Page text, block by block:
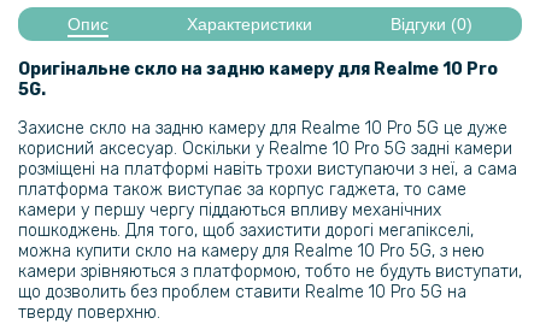
Чохол C-KU Auto Focus Ultimate Experience для Realme 10 Pro 5G
279 грн
Чохол накладка New Textile leather саse для Realme 10 Pro 5G
69 грн
119 грн
Захисне скло 2.5D 0.3mm Tempered Glass для Realme 10 Pro
Опис Характеристики Відгуки (0)
Оригінальне скло на задню камеру для Realme 10 Pro
5G.
Захисне скло на задню камеру для Realme 10 Pro 5G це дуже
корисний аксесуар. Оскільки у Realme 10 Pro 5G задні камери
розміщені на платформі навіть трохи виступаючи з неї, а сама
платформа також виступає за корпус гаджета, то саме
камери у першу чергу піддаються впливу механічних
пошкоджень. Для того, щоб захистити дорогі мегапікселі,
можна купити скло на камеру для Realme 10 Pro 5G, з нею
камери зрівняються з платформою, тобто не будуть виступати,
що дозволить без проблем ставити Realme 10 Pro 5G на
тверду поверхню.